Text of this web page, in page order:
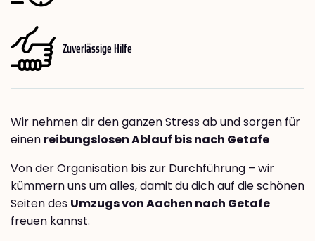
Zuverlässige Hilfe
Wir nehmen dir den ganzen Stress ab und sorgen für
einen reibungslosen Ablauf bis nach Getafe
Von der Organisation bis zur Durchführung – wir
kümmern uns um alles, damit du dich auf die schönen
Seiten des Umzugs von Aachen nach Getafe
freuen kannst.